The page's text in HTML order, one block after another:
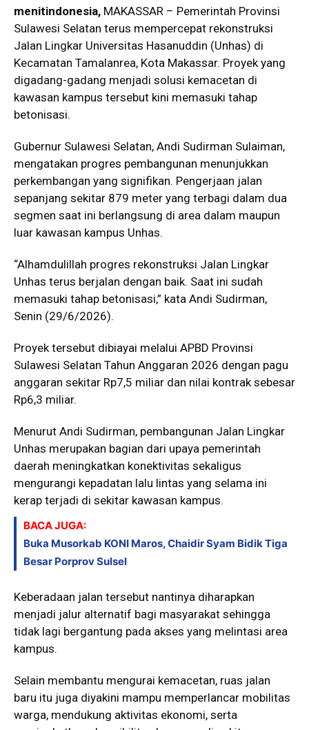
menitindonesia, MAKASSAR – Pemerintah Provinsi
Sulawesi Selatan terus mempercepat rekonstruksi
Jalan Lingkar Universitas Hasanuddin (Unhas) di
Kecamatan Tamalanrea, Kota Makassar. Proyek yang
digadang-gadang menjadi solusi kemacetan di
kawasan kampus tersebut kini memasuki tahap
betonisasi.
Gubernur Sulawesi Selatan, Andi Sudirman Sulaiman,
mengatakan progres pembangunan menunjukkan
perkembangan yang signifikan. Pengerjaan jalan
sepanjang sekitar 879 meter yang terbagi dalam dua
segmen saat ini berlangsung di area dalam maupun
luar kawasan kampus Unhas.
“Alhamdulillah progres rekonstruksi Jalan Lingkar
Unhas terus berjalan dengan baik. Saat ini sudah
memasuki tahap betonisasi,” kata Andi Sudirman,
Senin (29/6/2026).
Proyek tersebut dibiayai melalui APBD Provinsi
Sulawesi Selatan Tahun Anggaran 2026 dengan pagu
anggaran sekitar Rp7,5 miliar dan nilai kontrak sebesar
Rp6,3 miliar.
Menurut Andi Sudirman, pembangunan Jalan Lingkar
Unhas merupakan bagian dari upaya pemerintah
daerah meningkatkan konektivitas sekaligus
mengurangi kepadatan lalu lintas yang selama ini
kerap terjadi di sekitar kawasan kampus.
BACA JUGA:
Buka Musorkab KONI Maros, Chaidir Syam Bidik Tiga
Besar Porprov Sulsel
Keberadaan jalan tersebut nantinya diharapkan
menjadi jalur alternatif bagi masyarakat sehingga
tidak lagi bergantung pada akses yang melintasi area
kampus.
Selain membantu mengurai kemacetan, ruas jalan
baru itu juga diyakini mampu memperlancar mobilitas
warga, mendukung aktivitas ekonomi, serta